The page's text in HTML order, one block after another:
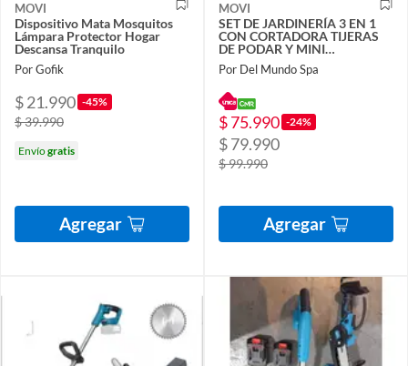
MOVI
Dispositivo Mata Mosquitos
Lámpara Protector Hogar
Descansa Tranquilo
Por Gofik
$ 21.990 -45%
$ 39.990
Envíogratis
Agregar
MOVI
SET DE JARDINERÍA 3 EN 1
CON CORTADORA TIJERAS
DE PODAR Y MINI
MOTOSIERRA
Por Del Mundo Spa
$ 75.990 -24%
$ 79.990
$ 99.990
Agregar